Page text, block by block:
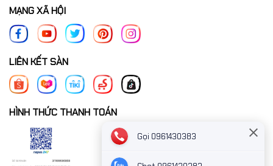
MẠNG XÃ HỘI
LIÊN KẾT SÀN
HÌNH THỨC THANH TOÁN
Gọi 0961430383